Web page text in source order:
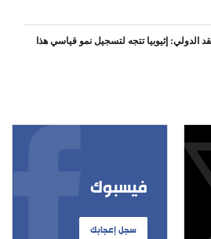
الدولي: إثيوبيا تتجه لتسجيل نمو قياسي هذا
فيسبوك
سجل إعجابك